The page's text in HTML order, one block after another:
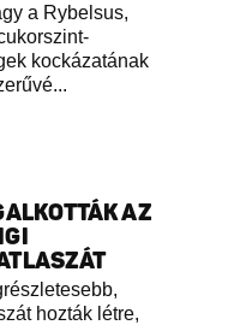
a Rybelsus,
kockázatának
AZ
hozták létre,